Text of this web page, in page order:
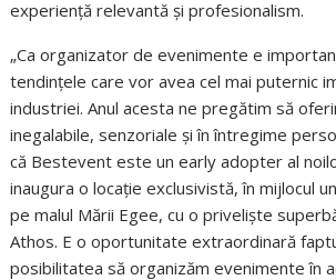
experiență relevantă și profesionalism.
„Ca organizator de evenimente e
tendințele care vor avea cel mai puternic
industriei. Anul acesta ne pregătim să
inegalabile, senzoriale și în întregime
că Bestevent este un early adopter al
inaugura o locație exclusivistă, în mijlocul
pe malul Mării Egee, cu o priveliște
Athos. E o oportunitate extraordinară
posibilitatea să organizăm evenimente în